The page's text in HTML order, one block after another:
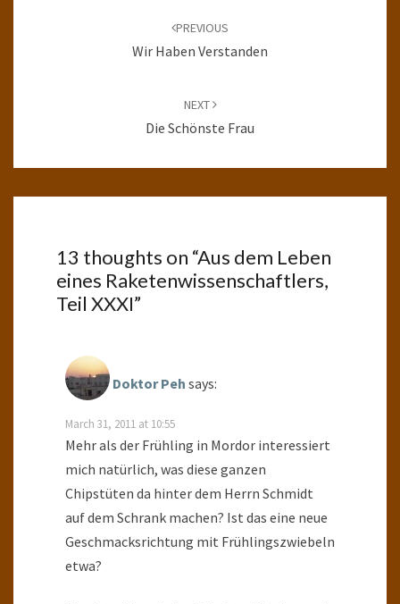
PREVIOUS
Wir Haben Verstanden
NEXT
Die Schönste Frau
13 thoughts on “Aus dem Leben
eines Raketenwissenschaftlers,
Teil XXXI”
Doktor Peh says:
March 31, 2011 at 10:55
Mehr als der Frühling in Mordor interessiert
mich natürlich, was diese ganzen
Chipstüten da hinter dem Herrn Schmidt
auf dem Schrank machen? Ist das eine neue
Geschmacksrichtung mit Frühlingszwiebeln
etwa?